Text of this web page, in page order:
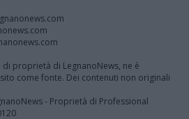
proprietà di LegnanoNews, ne è
come fonte. Dei contenuti non originali
- Proprietà di Professional